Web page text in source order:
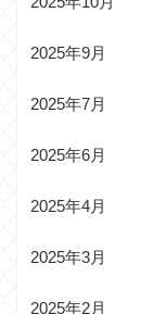
2025年9月
2025年7月
2025年6月
2025年4月
2025年3月
2025年2月